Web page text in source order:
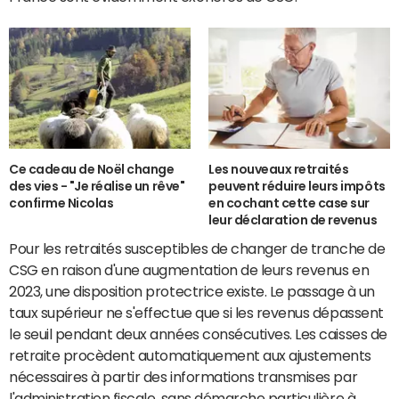
Ce cadeau de Noël change
des vies - "Je réalise un rêve"
confirme Nicolas
Les nouveaux retraités
peuvent réduire leurs impôts
en cochant cette case sur
leur déclaration de revenus
Pour les retraités susceptibles de changer de tranche de
CSG en raison d'une augmentation de leurs revenus en
2023, une disposition protectrice existe. Le passage à un
taux supérieur ne s'effectue que si les revenus dépassent
le seuil pendant deux années consécutives. Les caisses de
retraite procèdent automatiquement aux ajustements
nécessaires à partir des informations transmises par